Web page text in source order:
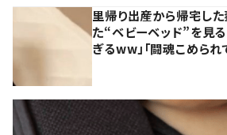
里帰り出産から帰宅し
た“ベビーベッド”を見
ぎるww」「闘魂こめら